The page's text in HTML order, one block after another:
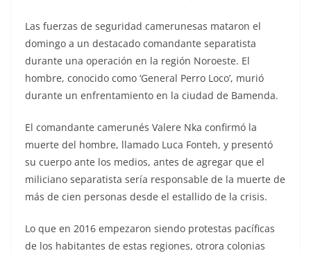
Las fuerzas de seguridad camerunesas mataron el
domingo a un destacado comandante separatista
durante una operación en la región Noroeste. El
hombre, conocido como ‘General Perro Loco’, murió
durante un enfrentamiento en la ciudad de Bamenda.
El comandante camerunés Valere Nka confirmó la
muerte del hombre, llamado Luca Fonteh, y presentó
su cuerpo ante los medios, antes de agregar que el
miliciano separatista sería responsable de la muerte de
más de cien personas desde el estallido de la crisis.
Lo que en 2016 empezaron siendo protestas pacíficas
de los habitantes de estas regiones, otrora colonias